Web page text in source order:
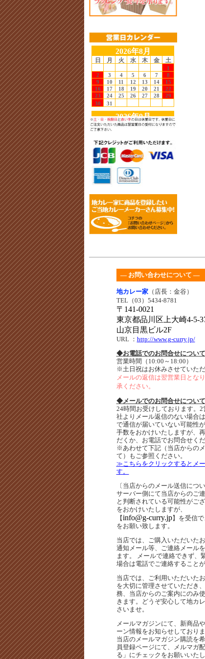
― お問い合わせについて ―
地カレー家（店長：金谷）
TEL（03）5434-8781
〒141-0021
東京都品川区上大崎4-5-
山京目黒ビル2F
URL： http://www.g-curry.jp/
◆お電話でのお問合せについて
営業時間（10:00～18:00）
※土日祝はお休みさせていただ
メールの返信は翌営業日とな
承ください。
◆メールでのお問合せについて
24時間お受けしております。
社よりメール返信のない場合
で通信が届いていない可能性
手数をおかけいたしますが、
だくか、お電話でお問合せくだ
※あわせて下記（当店からの
て）もご参照ください。
≫こちらをクリックするとメ
す。
〔当店からのメール送信につい
サーバー側にて当店からのご
と判断されている可能性がご
をおかけいたしますが、
【info@g-curry.jp】を受信
をお願い致します。
当店では、ご購入いただいた
通知メール等、ご連絡メール
ます。 メールで連絡できず、
場合は電話でご連絡することが
当店では、ご利用いただいた
を大切に管理させていただき
務、当店からのご案内にのみ
きます。どうぞ安心して地カ
さいませ。
メールマガジンにて、新商品
ーン情報をお知らせしておりま
当店のメールマガジン購読を
員登録ページにて、メルマガ
る」にチェックをお願いいたし